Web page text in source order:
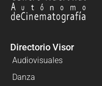
Directorio Visor
Audiovisuales
Danza